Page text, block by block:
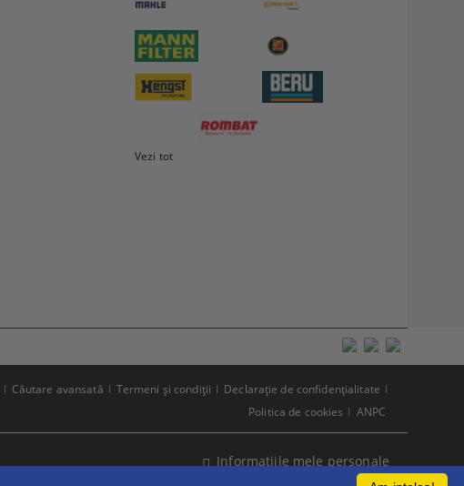
Vezi tot
Căutare avansată Termeni şi condiţii
Declaraţie de confidenţialitate
Politica de cookies
ANPC
Informatiile mele personale